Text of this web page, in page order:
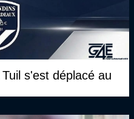
s'est déplacé au